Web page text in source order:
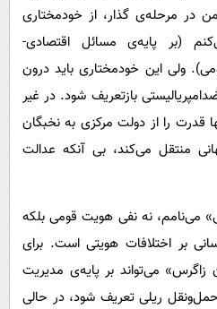
در مرحله‌ی گذار، از خودمختاری
(بر پایه‌ی مسائل اقتصادی-
ولی این خودمختاری باید درون
بازتعریف شود. در غیر
قدرت را از دولت مرکزی به نخبگان
منتقل می‌کند، بی آنکه عدالت
می‌نامم، نه نفی هویت قومی بلکه
بر اختلافات هویتی است. برای
می‌تواند بر پایه‌ی مدیریت
ریلی تعریف شود، در حالی